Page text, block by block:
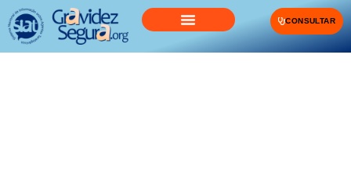
CONSULTAR